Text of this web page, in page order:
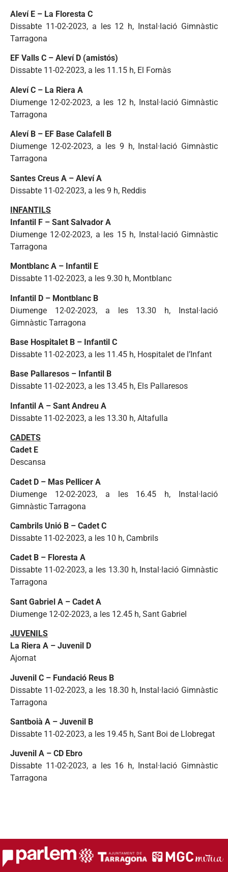
Aleví E – La Floresta C
Dissabte 11-02-2023, a les 12 h, Instal·lació Gimnàstic
Tarragona
EF Valls C – Aleví D (amistós)
Dissabte 11-02-2023, a les 11.15 h, El Fornàs
Aleví C – La Riera A
Diumenge 12-02-2023, a les 12 h, Instal·lació Gimnàstic
Tarragona
Aleví B – EF Base Calafell B
Diumenge 12-02-2023, a les 9 h, Instal·lació Gimnàstic
Tarragona
Santes Creus A – Aleví A
Dissabte 11-02-2023, a les 9 h, Reddis
INFANTILS
Infantil F – Sant Salvador A
Diumenge 12-02-2023, a les 15 h, Instal·lació Gimnàstic
Tarragona
Montblanc A – Infantil E
Dissabte 11-02-2023, a les 9.30 h, Montblanc
Infantil D – Montblanc B
Diumenge 12-02-2023, a les 13.30 h,
Instal·lació
Gimnàstic Tarragona
Base Hospitalet B – Infantil C
Dissabte 11-02-2023, a les 11.45 h, Hospitalet de l’Infant
Base Pallaresos – Infantil B
Dissabte 11-02-2023, a les 13.45 h, Els Pallaresos
Infantil A – Sant Andreu A
Dissabte 11-02-2023, a les 13.30 h, Altafulla
CADETS
Cadet E
Descansa
Cadet D – Mas Pellicer A
Diumenge 12-02-2023, a les 16.45 h,
Instal·lació
Gimnàstic Tarragona
Cambrils Unió B – Cadet C
Dissabte 11-02-2023, a les 10 h, Cambrils
Cadet B – Floresta A
Dissabte 11-02-2023, a les 13.30 h, Instal·lació Gimnàstic
Tarragona
Sant Gabriel A – Cadet A
Diumenge 12-02-2023, a les 12.45 h, Sant Gabriel
JUVENILS
La Riera A – Juvenil D
Ajornat
Juvenil C – Fundació Reus B
Dissabte 11-02-2023, a les 18.30 h, Instal·lació Gimnàstic
Tarragona
Santboià A – Juvenil B
Dissabte 11-02-2023, a les 19.45 h, Sant Boi de Llobregat
Juvenil A – CD Ebro
Dissabte 11-02-2023, a les 16 h, Instal·lació Gimnàstic
Tarragona